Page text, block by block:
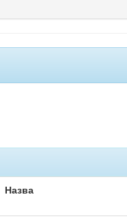
Назва